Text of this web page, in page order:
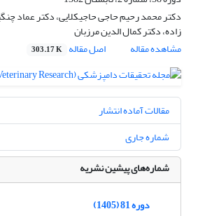
دکتر محمد رحیم حاجی حاجیکلایی، دکتر عماد
زاده، دکتر کمال الدین مرزبان
مشاهده مقاله
اصل مقاله 303.17 K
مقالات آماده انتشار
شماره جاری
شماره‌های پیشین نشریه
دوره 81 (1405)